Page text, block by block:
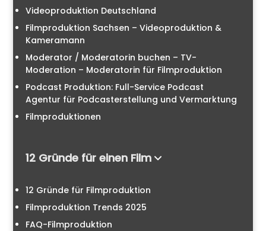
Videoproduktion Deutschland
Filmproduktion Sachsen – Videoproduktion &
Kameramann
Moderator / Moderatorin buchen – TV-
Moderation – Moderatorin für Filmproduktion
Podcast Produktion: Full-Service Podcast
Agentur für Podcasterstellung und Vermarktung
Filmproduktionen
12 Gründe für einen Film
12 Gründe für Filmproduktion
Filmproduktion Trends 2025
FAQ-Filmproduktion